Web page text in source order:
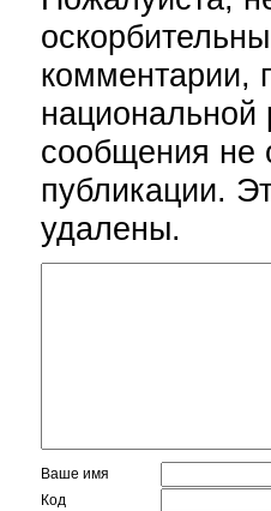
комментарии,
национальной
сообщения не
публикации.
удалены.
Ваше имя
Код